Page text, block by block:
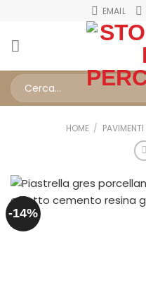
contenuti
EMAIL
Cerca:
HOME / PAVIMENTI
-14%